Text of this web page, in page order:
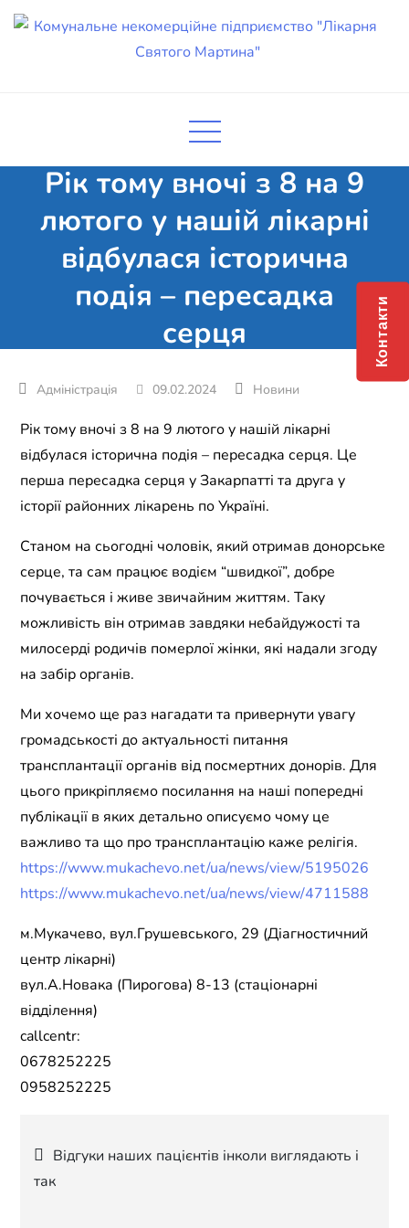
Skip
підприємство "Лікарня Святого
Рік тому вночі з 8 на 9
лютого у нашій лікарні
відбулася історична
подія – пересадка
серця
09.02.2024 Новини
Рік тому вночі з 8 на 9 лютого у нашій лікарні
відбулася історична подія – пересадка серця. Це
перша пересадка серця у Закарпатті та друга у
історії районних лікарень по Україні.
Станом на сьогодні чоловік, який отримав донорське
серце, та сам працює водієм “швидкої”, добре
почувається і живе звичайним життям. Таку
можливість він отримав завдяки небайдужості та
милосерді родичів померлої жінки, які надали згоду
на забір органів.
Ми хочемо ще раз нагадати та привернути увагу
громадськості до актуальності питання
трансплантації органів від посмертних донорів. Для
цього прикріпляємо посилання на наші попередні
публікації в яких детально описуємо чому це
важливо та що про трансплантацію каже релігія.
https://www.mukachevo.net/ua/news/view/5195026
https://www.mukachevo.net/ua/news/view/4711588
м.Мукачево, вул.Грушевського, 29 (Діагностичний
центр лікарні)
вул.А.Новака (Пирогова) 8-13 (стаціонарні
відділення)
callcentr:
0678252225
0958252225
Навігація
записів
Відгуки наших пацієнтів інколи виглядають і
так
Контакти